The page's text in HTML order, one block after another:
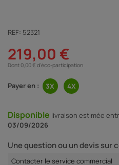
REF: 52321
219,00 €
Dont 0,00 € d'éco-participation
Payer en :
Disponible livraison estimée
03/09/2026
Une question ou un devis sur
Contacter le service commercial